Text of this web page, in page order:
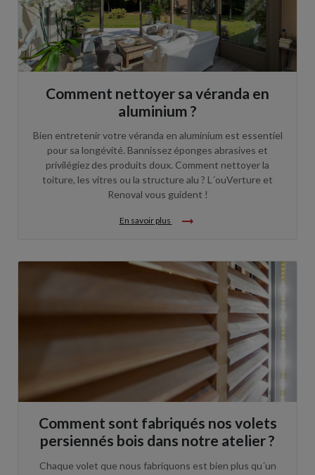
Comment nettoyer sa véranda en
aluminium ?
Bien entretenir votre véranda en aluminium est essentiel
pour sa longévité. Bannissez éponges abrasives et
privilégiez des produits doux. Comment nettoyer la
toiture, les vitres ou la structure alu ? L´ouVerture et
Renoval vous guident !
En savoir plus arrow_right_alt
Comment sont fabriqués nos volets
persiennés bois dans notre atelier ?
Chaque volet que nous fabriquons est bien plus qu´un